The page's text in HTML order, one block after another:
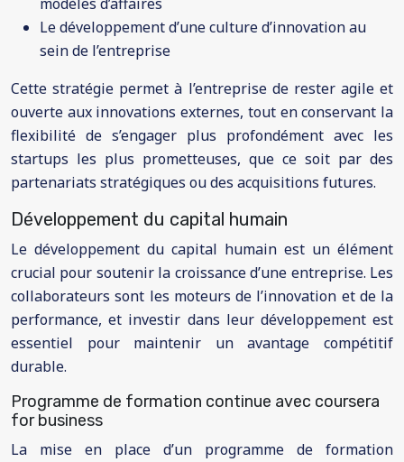
Le développement d’une culture d’innovation au
sein de l’entreprise
Cette stratégie permet à l’entreprise de rester agile et
ouverte aux innovations externes, tout en conservant la
flexibilité de s’engager plus profondément avec les
startups les plus prometteuses, que ce soit par des
partenariats stratégiques ou des acquisitions futures.
Développement du capital humain
Le développement du capital humain est un élément
crucial pour soutenir la croissance d’une entreprise. Les
collaborateurs sont les moteurs de l’innovation et de la
performance, et investir dans leur développement est
essentiel pour maintenir un avantage compétitif
durable.
Programme de formation continue avec coursera
for business
La mise en place d’un programme de formation